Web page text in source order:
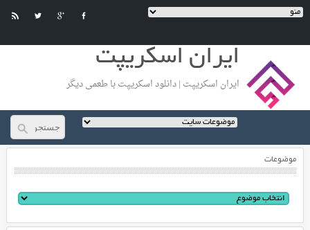
ایران اسکریپت
ایران اسکریپت | دانلود اسکریپت با طعمی دیگر
موضوعات